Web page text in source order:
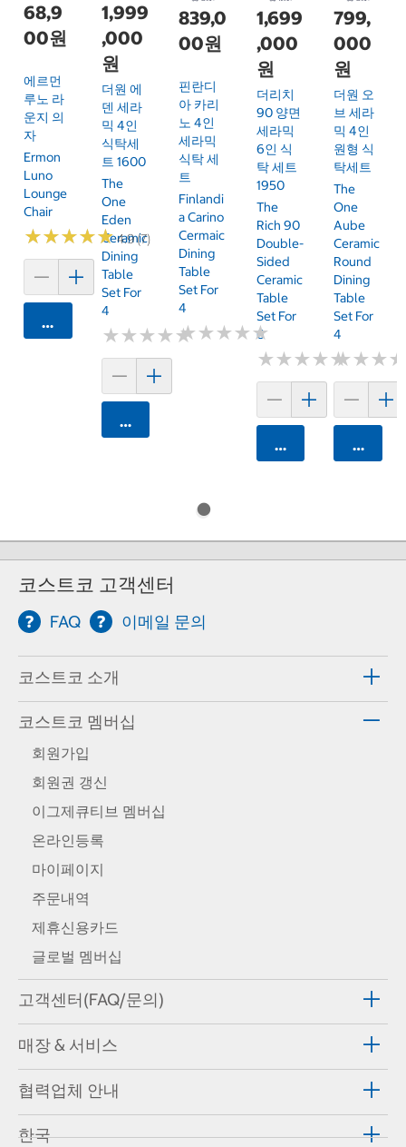
68,9
00원
에르먼
루노 라
운지 의
자
Ermon
Luno
Lounge
Chair
★★★★★
★★★★★4.9 (7)
카트에 담기
1,999
,000
원
더원 에
덴 세라
믹 4인
식탁세
트 1600
The
One
Eden
Ceramic
Dining
Table
Set For
4
★★★★★
★★★★★
카트에 담기
839,0
00원
핀란디
아 카리
노 4인
세라믹
식탁 세
트
Finlandi
A Carino
Cermaic
Dining
Table
Set For
4
★★★★★
★★★★★
1,699
,000
원
더리치
90 양면
세라믹
6인 식
탁 세트
1950
The
Rich 90
Double-
Sided
Ceramic
Table
Set For
6
★★★★★
★★★★★
카트에 담기
799,
000
원
더원 오
브 세라
믹 4인
원형 식
탁세트
The
One
Aube
Ceramic
Round
Dining
Table
Set For
4
★★★
★★★
카트에
코스트코 고객센터
FAQ 이메일 문의
코스트코 소개
코스트코 멤버십
회원가입
회원권 갱신
이그제큐티브 멤버십
온라인등록
마이페이지
주문내역
제휴신용카드
글로벌 멤버십
고객센터(FAQ/문의)
매장 & 서비스
협력업체 안내
한국